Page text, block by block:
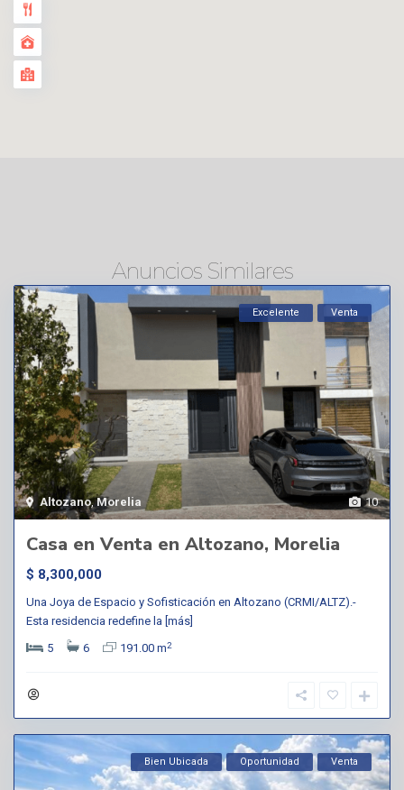
Anuncios Similares
10
Altozano,Morelia
Excelente Venta
Casa en Venta en Altozano, Morelia
$ 8,300,000
Una Joya de Espacio y Sofisticación en Altozano (CRMI/ALTZ).-
Esta residencia redefine la [más]
5
6 191.00 m2
Bien Ubicada Oportunidad Venta